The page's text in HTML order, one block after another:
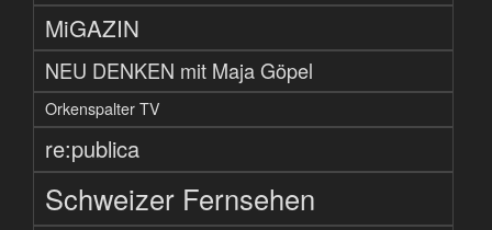
MiGAZIN
NEU DENKEN mit Maja Göpel
Orkenspalter TV
re:publica
Schweizer Fernsehen